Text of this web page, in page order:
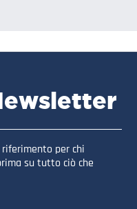
per chi
su tutto ciò che